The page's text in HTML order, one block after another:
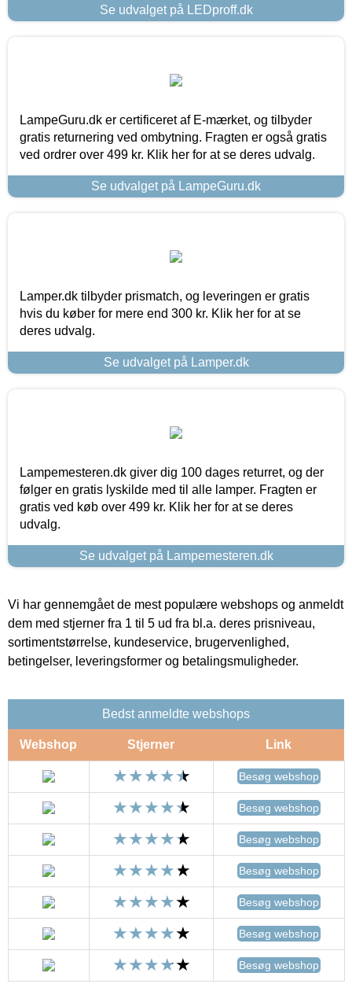
Se udvalget på LEDproff.dk
LampeGuru.dk er certificeret af E-mærket, og tilbyder
gratis returnering ved ombytning. Fragten er også gratis
ved ordrer over 499 kr. Klik her for at se deres udvalg.
Se udvalget på LampeGuru.dk
Lamper.dk tilbyder prismatch, og leveringen er gratis
hvis du køber for mere end 300 kr. Klik her for at se
deres udvalg.
Se udvalget på Lamper.dk
Lampemesteren.dk giver dig 100 dages returret, og der
følger en gratis lyskilde med til alle lamper. Fragten er
gratis ved køb over 499 kr. Klik her for at se deres
udvalg.
Se udvalget på Lampemesteren.dk
Vi har gennemgået de mest populære webshops og anmeldt
dem med stjerner fra 1 til 5 ud fra bl.a. deres prisniveau,
sortimentstørrelse, kundeservice, brugervenlighed,
betingelser, leveringsformer og betalingsmuligheder.
Bedst anmeldte webshops
Webshop Stjerner Link
Besøg webshop
Besøg webshop
Besøg webshop
Besøg webshop
Besøg webshop
Besøg webshop
Besøg webshop